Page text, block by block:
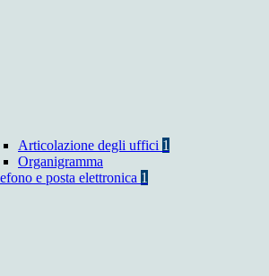
Articolazione degli uffici 1
Organigramma
e posta elettronica 1